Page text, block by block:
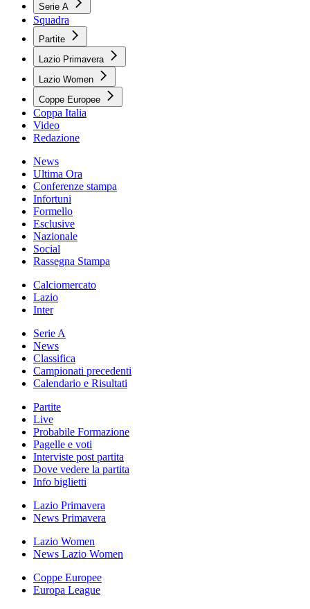
Serie A
Squadra
Partite
Lazio Primavera
Lazio Women
Coppe Europee
Coppa Italia
Video
Redazione
News
Ultima Ora
Conferenze stampa
Infortuni
Formello
Esclusive
Nazionale
Social
Rassegna Stampa
Calciomercato
Lazio
Inter
Serie A
News
Classifica
Campionati precedenti
Calendario e Risultati
Partite
Live
Probabile Formazione
Pagelle e voti
Interviste post partita
Dove vedere la partita
Info biglietti
Lazio Primavera
News Primavera
Lazio Women
News Lazio Women
Coppe Europee
Europa League